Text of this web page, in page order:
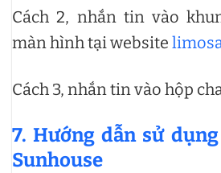
Cách 2, nhắn tin vào
màn hình tại website
Cách 3, nhắn tin vào hộp
7. Hướng dẫn sử
Sunhouse